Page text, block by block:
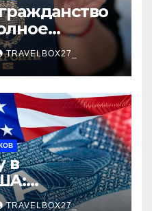
TRAVELBOX27_
в
TRAVELBOX27_